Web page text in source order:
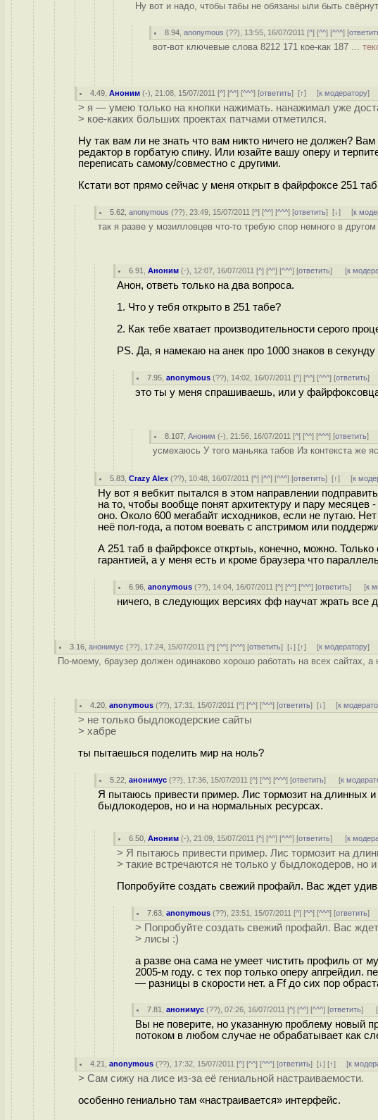
Ну вот и надо, чтобы табы не обязаны ыли быть
8.94 ,anonymous (??), 13:55, 16/07/2011 [^] [^^] [^^^] [
вот-вот ключевые слова 8212 171 кое-как 187 ...
4.49 ,Аноним (-), 21:08, 15/07/2011 [^] [^^] [^^^] [ответить][↑] [к модератору]
> я — умею только на кнопки нажимать. нанажимал уже
> кое-каких больших проектах патчами отметился.
Ну так вам ли не знать что вам никто ничего не должен?
редактор в горбатую спину. Или юзайте вашу оперу и
переписать самому/совместно с другими.
Кстати вот прямо сейчас у меня открыт в файрфоксе 251
5.62 ,anonymous (??), 23:49, 15/07/2011 [^] [^^] [^^^] [ответить][↓] [к
так я разве у мозилловцев что-то требую спор немного в
6.91 ,Аноним (-), 12:07, 16/07/2011 [^] [^^] [^^^] [ответить] [к
Анон, ответь только на два вопроса.
1. Что у тебя открыто в 251 табе?
2. Как тебе хватает производительности серого
PS. Да, я намекаю на анек про 1000 знаков в
7.95 ,anonymous (??), 14:02, 16/07/2011 [^] [^^] [^^^] [ответить]
это ты у меня спрашиваешь, или у
8.107 ,Аноним (-), 21:56, 16/07/2011 [^] [^^] [^^^] [ответить]
усмехаюсь У того маньяка табов Из контекста же
5.83 ,Crazy Alex (??), 10:48, 16/07/2011 [^] [^^] [^^^] [ответить][↑] [к
Ну вот я вебкит пытался в этом направлении
на то, чтобы вообще понят архитектуру и пару
оно. Около 600 мегабайт исходников, если не путаю.
неё пол-года, а потом воевать с апстримом или
А 251 таб в файрфоксе откртыь, конечно, можно.
гарантией, а у меня есть и кроме браузера что
6.96 ,anonymous (??), 14:04, 16/07/2011 [^] [^^] [^^^] [ответить] [к
ничего, в следующих версиях фф научат жрать все
3.16 ,анонимус (??), 17:24, 15/07/2011 [^] [^^] [^^^] [ответить][↓] [↑] [к модератору]
По-моему, браузер должен одинаково хорошо работать на всех сайтах, а
4.20 ,anonymous (??), 17:31, 15/07/2011 [^] [^^] [^^^] [ответить][↓] [к
> не только быдлокодерские сайты
> хабре
ты пытаешься поделить мир на ноль?
5.22 ,анонимус (??), 17:36, 15/07/2011 [^] [^^] [^^^] [ответить] [к
Я пытаюсь привести пример. Лис тормозит на длинных
быдлокодеров, но и на нормальных ресурсах.
6.50 ,Аноним (-), 21:09, 15/07/2011 [^] [^^] [^^^] [ответить] [к
> Я пытаюсь привести пример. Лис тормозит на
> такие встречаются не только у быдлокодеров, но
Попробуйте создать свежий профайл. Вас ждет
7.63 ,anonymous (??), 23:51, 15/07/2011 [^] [^^] [^^^] [ответить]
> Попробуйте создать свежий профайл. Вас
> лисы :)
а разве она сама не умеет чистить профиль
2005-м году. с тех пор только оперу
— разницы в скорости нет. а Ff до сих пор
7.81 ,анонимус (??), 07:26, 16/07/2011 [^] [^^] [^^^] [ответить] [
Вы не поверите, но указанную проблему новый
потоком в любом случае не обрабатывает как
4.21 ,anonymous (??), 17:32, 15/07/2011 [^] [^^] [^^^] [ответить][↓] [↑] [к
> Сам сижу на лисе из-за её гениальной настраиваемости.
особенно гениально там «настраивается» интерфейс.